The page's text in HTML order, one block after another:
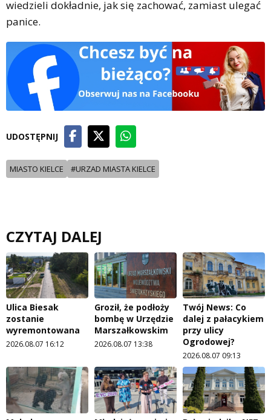
wiedzieli dokładnie, jak się zachować, zamiast ulegać
panice.
UDOSTĘPNIJ
MIASTO KIELCE #URZAD MIASTA KIELCE
CZYTAJ DALEJ
Ulica Biesak
zostanie
wyremontowana
2026.08.07 16:12
Groził, że podłoży
bombę w Urzędzie
Marszałkowskim
2026.08.07 13:38
Twój News: Co
dalej z pałacykiem
przy ulicy
Ogrodowej?
2026.08.07 09:13